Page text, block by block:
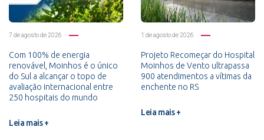
7 de agosto de 2026
Com 100% de energia
renovável, Moinhos é o único
do Sul a alcançar o topo de
avaliação internacional entre
250 hospitais do mundo
Leia mais +
1 de agosto de 2026
Projeto Recomeçar do Hospital
Moinhos de Vento ultrapassa
900 atendimentos a vítimas da
enchente no RS
Leia mais +